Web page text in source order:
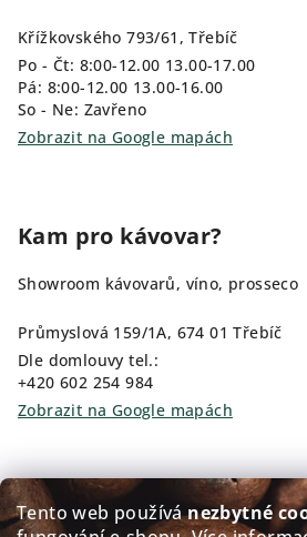
Tento web používánezbytné
Křížkovského 793/61, Třebíč
Po - Čt: 8:00-12.00 13.00-17.00
Pá: 8:00-12.00 13.00-16.00
So - Ne: Zavřeno
Zobrazit na Google mapách
Kam pro kávovar?
Showroom kávovarů, víno, prosseco
Průmyslová 159/1A, 674 01 Třebíč
Dle domlouvy tel.:
+420 602 254 984
Zobrazit na Google mapách
Kam pro kávu?